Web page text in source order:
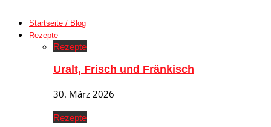
Startseite / Blog
Rezepte
Rezepte
Uralt, Frisch und Fränkisch
30. März 2026
Rezepte